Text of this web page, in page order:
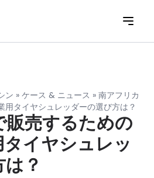
ン » ケース & ニュース » 南アフリカ
用タイヤシュレッダーの選び方は？
売するための
イヤシュレッ
？